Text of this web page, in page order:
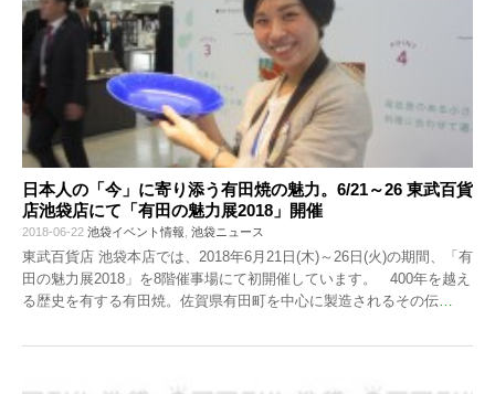
日本人の「今」に寄り添う有田焼の魅力。6/21～26 東武百貨
店池袋店にて「有田の魅力展2018」開催
2018-06-22 池袋イベント情報 池袋ニュース
東武百貨店 池袋本店では、2018年6月21日(木)～26日(火)の期間、「有
田の魅力展2018」を8階催事場にて初開催しています。 400年を越え
る歴史を有する有田焼。佐賀県有田町を中心に製造されるその伝…